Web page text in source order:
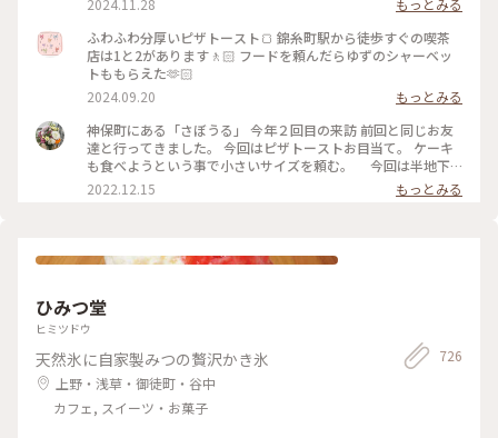
今でも現役らしいのですが、確かなところは不明です) 店内
も、小スペースながら 落ち着いた雰囲気、一人でまったりす
るのには、心地よい場所です。 開業したのは、約70年前なの
だそう。 創業当時から 受け継がれた 数々のメニューは、今も
健在、今回 いただいた クリームソーダも、その中のひとつで
す。 最近、あちらこちらで 目にするようになった カラフルな
クリームソーダは、こちらのお店から 始まったのだとか。 何
とも、歴史を感じさせてくれます。 コーヒーをいただくつもり
でしたが、この日は 気温が高く、冷たい飲み物で 季節外れの
クールダウン💦 これで、クリームソーダは、飲み納めかなぁ…
なんて思いながら、ゆっくりと味わって いただきました。 #カ
ふわふわ分厚いピザトースト🍞 錦糸町駅から徒歩すぐの喫茶
店は1と2があります🚶🏻 フードを頼んだらゆずのシャーベッ
トももらえた🫶🏻
2024.09.20
もっとみる
神保町にある「さぼうる」 今年２回目の来訪 前回と同じお友
達と行ってきました。 今回はピザトーストお目当て。 ケーキ
も食べようという事で小さいサイズを頼む。 今回は半地下
の席に通されて。 場所も駅前、老舗有名店だけあって、平日な
のに ひっきりなしに来客が。混雑してました。 お口なおしに
2022.12.15 もっとみる
ひみつ堂
ヒミツドウ
天然氷に自家製みつの贅沢かき氷
上野・浅草・御徒町・谷中
カフェ, スイーツ・お菓子
726